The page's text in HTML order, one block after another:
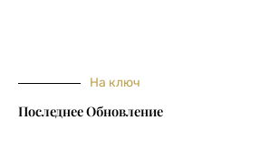
На ключ
Последнее Обновление